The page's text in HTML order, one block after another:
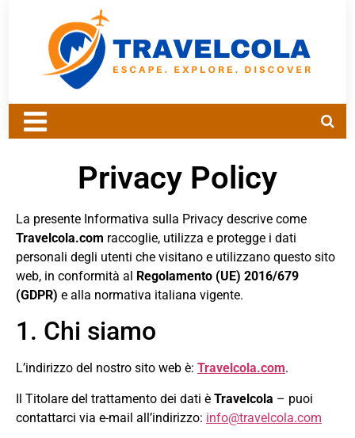
Privacy Policy
La presente Informativa sulla Privacy descrive come
Travelcola.com raccoglie, utilizza e protegge i dati
personali degli utenti che visitano e utilizzano questo sito
web, in conformità al Regolamento (UE) 2016/679
(GDPR) e alla normativa italiana vigente.
1. Chi siamo
L’indirizzo del nostro sito web è: Travelcola.com.
Il Titolare del trattamento dei dati è Travelcola – puoi
contattarci via e-mail all’indirizzo: info@travelcola.com